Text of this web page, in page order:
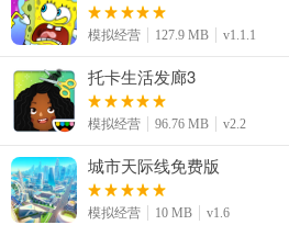
模拟经营 127.9 MB v1.1.1
托卡生活发廊3
模拟经营 96.76 MB v2.2
城市天际线免费版
模拟经营 10 MB v1.6